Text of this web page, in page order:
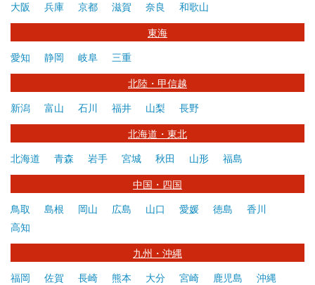
大阪 兵庫 京都 滋賀 奈良 和歌山
東海
愛知 静岡 岐阜 三重
北陸・甲信越
新潟 富山 石川 福井 山梨 長野
北海道・東北
北海道 青森 岩手 宮城 秋田 山形 福島
中国・四国
鳥取 島根 岡山 広島 山口 愛媛 徳島
香川
高知
九州・沖縄
福岡 佐賀 長崎 熊本 大分 宮崎 鹿児島 沖縄